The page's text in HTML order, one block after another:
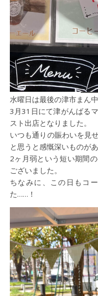
水曜日は最後の津市まん中
3月31日にて津がんばる
スト出店となりました。
いつも通りの賑わいを見
と思うと感慨深いものがあ
2ヶ月弱という短い期間
ございました。
ちなみに、この日もコ
た……！